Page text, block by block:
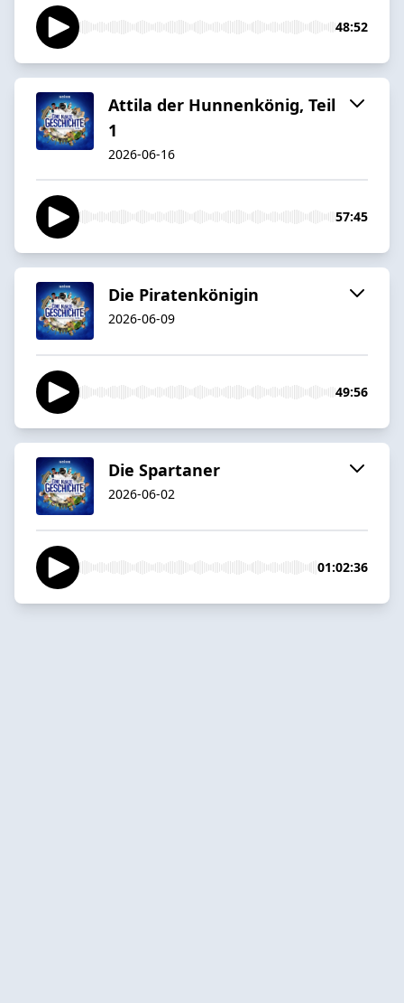
48:52
Attila der Hunnenkönig, Teil
1
2026-06-16
57:45
Die Piratenkönigin
2026-06-09
49:56
Die Spartaner
2026-06-02
01:02:36